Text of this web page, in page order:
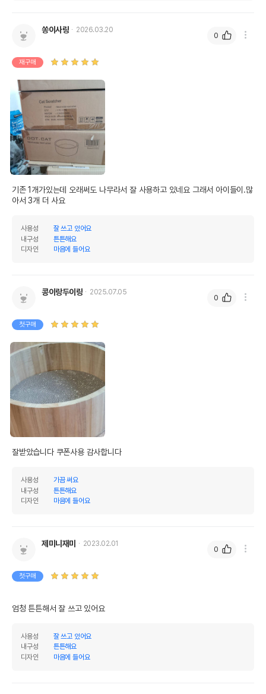
쏭이사랑 2026.03.20
재구매
기존 1개가있는데 오래써도 나무라서 잘 사용하고 있네요 그래서 아이들이.많
아서 3개 더 사요
사용성
잘 쓰고 있어요
내구성
튼튼해요
디자인
마음에 들어요
0
콩이랑두이랑 2025.07.05
첫구매
잘받았습니다 쿠폰사용 감사합니다
사용성
가끔 써요
내구성
튼튼해요
디자인
마음에 들어요
0
제미니재미 2023.02.01
첫구매
엄청 튼튼해서 잘 쓰고 있어요
사용성
잘 쓰고 있어요
내구성
튼튼해요
디자인
마음에 들어요
0